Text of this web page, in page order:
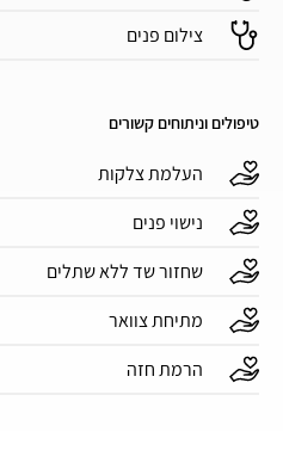
צילום פנים
טיפולים וניתוחים קשורים
העלמת צלקות
נישוי פנים
שחזור שד ללא שתלים
מתיחת צוואר
הרמת חזה